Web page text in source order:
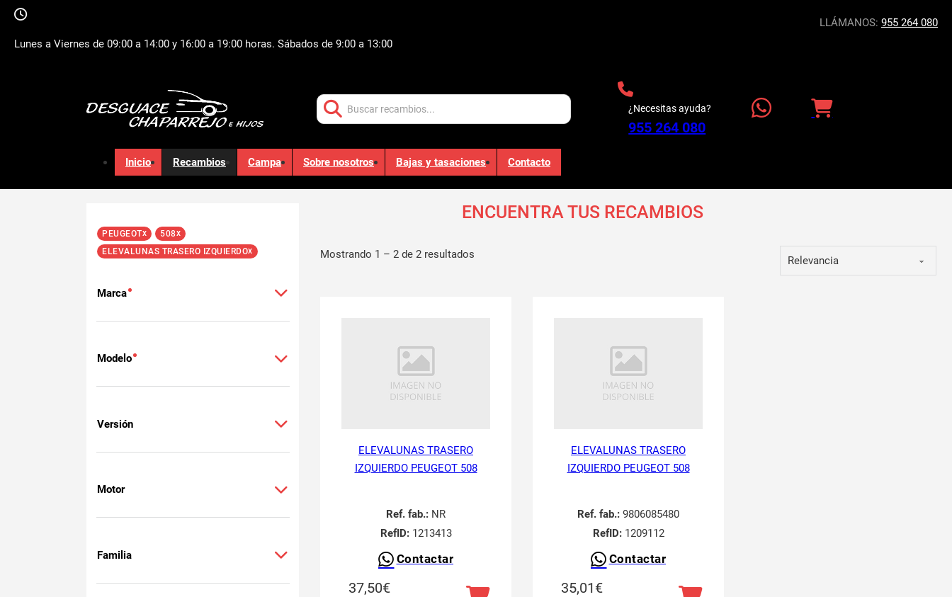
Lunes a Viernes de 09:00 a 14:00 y 16:00 a 19:00 horas. Sábados de 9:00 a 13:00
LLÁMANOS: 955 264 080
¿Necesitas ayuda?
955 264 080
Inicio Recambios Campa Sobre nosotros Bajas y tasaciones Contacto
ENCUENTRA TUS RECAMBIOS
PEUGEOTx 508x
ELEVALUNAS TRASERO IZQUIERDOx
Marca
Modelo
Versión
Motor
Familia
Mostrando 1 – 2 de 2 resultados
ELEVALUNAS TRASERO
IZQUIERDO PEUGEOT 508
Ref. fab.: NR
RefID:1213413
Contactar
37,50€
ELEVALUNAS TRASERO
IZQUIERDO PEUGEOT 508
Ref. fab.: 9806085480
RefID:1209112
Contactar
35,01€